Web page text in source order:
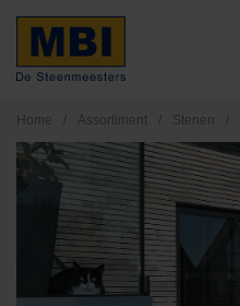
Home / Assortiment / Stenen /